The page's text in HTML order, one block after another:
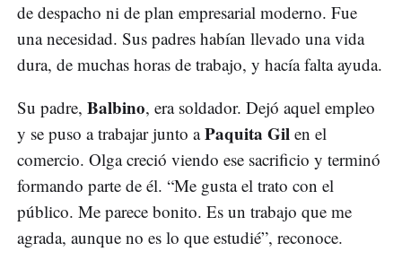
de despacho ni de plan empresarial moderno. Fue
una necesidad. Sus padres habían llevado una vida
dura, de muchas horas de trabajo, y hacía falta ayuda.
Su padre, Balbino, era soldador. Dejó aquel empleo
y se puso a trabajar junto aPaquita Gil en el
comercio. Olga creció viendo ese sacrificio y terminó
formando parte de él. “Me gusta el trato con el
público. Me parece bonito. Es un trabajo que me
agrada, aunque no es lo que estudié”, reconoce.